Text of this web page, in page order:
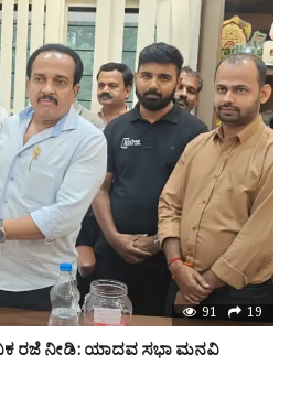
91 19
ರಜೆ ನೀಡಿ: ಯಾದವ ಸಭಾ ಮನವಿ